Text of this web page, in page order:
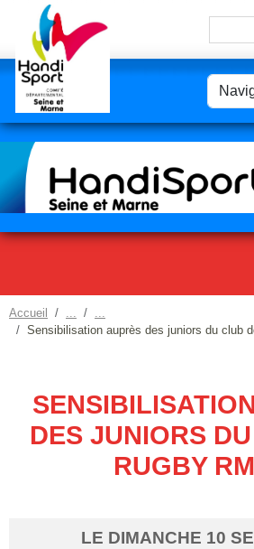
Accueil
Sensibilisation auprès des juniors du club
DES JUNIORS
RUGBY
LE DIMANCHE 10
Panneau de gestion des cookies